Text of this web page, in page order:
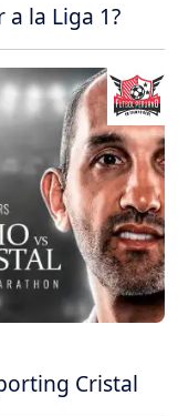
la Liga 1?
Cristal